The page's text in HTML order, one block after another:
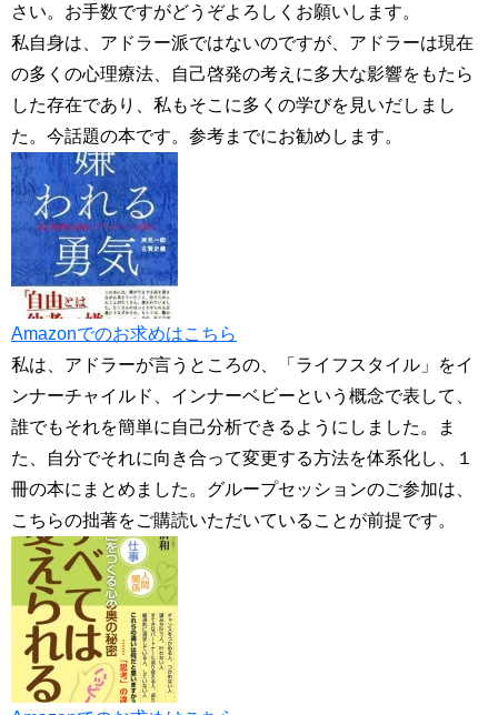
さい。お手数ですがどうぞよろしくお願いします。
私自身は、アドラー派ではないのですが、アドラーは現在
の多くの心理療法、自己啓発の考えに多大な影響をもたら
した存在であり、私もそこに多くの学びを見いだしまし
た。今話題の本です。参考までにお勧めします。
Amazonでのお求めはこちら
私は、アドラーが言うところの、「ライフスタイル」をイ
ンナーチャイルド、インナーベビーという概念で表して、
誰でもそれを簡単に自己分析できるようにしました。ま
た、自分でそれに向き合って変更する方法を体系化し、１
冊の本にまとめました。グループセッションのご参加は、
こちらの拙著をご購読いただいていることが前提です。